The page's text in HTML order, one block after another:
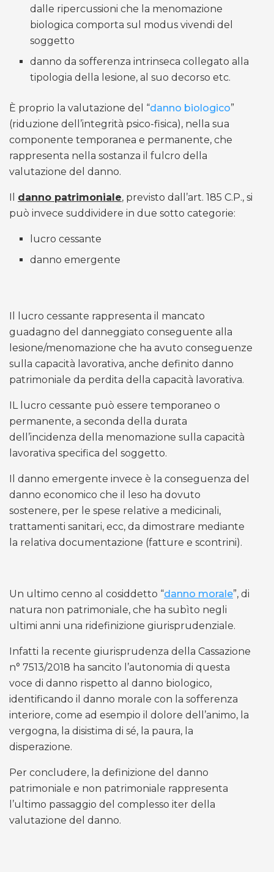
dalle ripercussioni che la menomazione
biologica comporta sul modus vivendi del
soggetto
danno da sofferenza intrinseca collegato alla
tipologia della lesione, al suo decorso etc.
È proprio la valutazione del “danno biologico”
(riduzione dell’integrità psico-fisica), nella sua
componente temporanea e permanente, che
rappresenta nella sostanza il fulcro della
valutazione del danno.
Il danno patrimoniale, previsto dall’art. 185 C.P., si
può invece suddividere in due sotto categorie:
lucro cessante
danno emergente
Il lucro cessante rappresenta il mancato
guadagno del danneggiato conseguente alla
lesione/menomazione che ha avuto conseguenze
sulla capacità lavorativa, anche definito danno
patrimoniale da perdita della capacità lavorativa.
IL lucro cessante può essere temporaneo o
permanente, a seconda della durata
dell’incidenza della menomazione sulla capacità
lavorativa specifica del soggetto.
Il danno emergente invece è la conseguenza del
danno economico che il leso ha dovuto
sostenere, per le spese relative a medicinali,
trattamenti sanitari, ecc, da dimostrare mediante
la relativa documentazione (fatture e scontrini).
Un ultimo cenno al cosiddetto “danno morale”, di
natura non patrimoniale, che ha subìto negli
ultimi anni una ridefinizione giurisprudenziale.
Infatti la recente giurisprudenza della Cassazione
n° 7513/2018 ha sancito l’autonomia di questa
voce di danno rispetto al danno biologico,
identificando il danno morale con la sofferenza
interiore, come ad esempio il dolore dell’animo, la
vergogna, la disistima di sé, la paura, la
disperazione.
Per concludere, la definizione del danno
patrimoniale e non patrimoniale rappresenta
l’ultimo passaggio del complesso iter della
valutazione del danno.